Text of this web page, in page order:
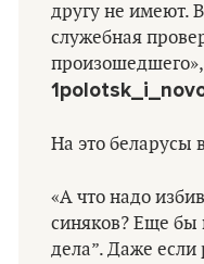
другу не имеют.
служебная
На это беларусы
«А что надо
синяков? Еще бы
дела”. Даже если